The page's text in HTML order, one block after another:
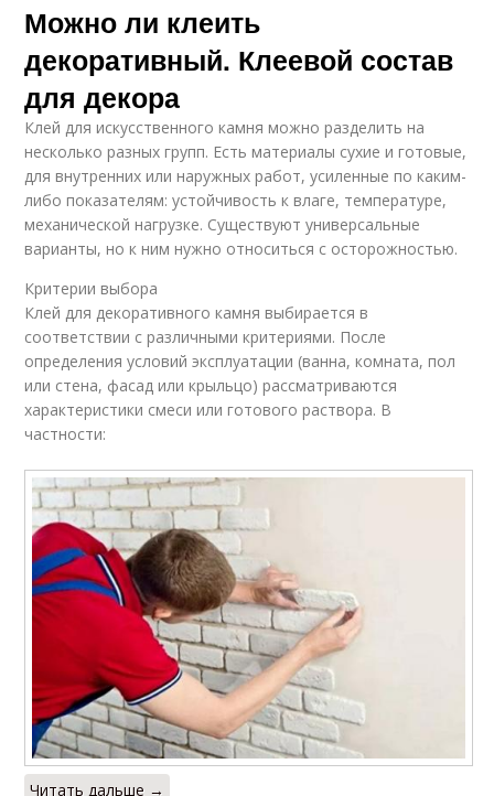
Можно ли клеить
декоративный. Клеевой состав
для декора
Клей для искусственного камня можно разделить на
несколько разных групп. Есть материалы сухие и готовые,
для внутренних или наружных работ, усиленные по каким-
либо показателям: устойчивость к влаге, температуре,
механической нагрузке. Существуют универсальные
варианты, но к ним нужно относиться с осторожностью.
Критерии выбора
Клей для декоративного камня выбирается в
соответствии с различными критериями. После
определения условий эксплуатации (ванна, комната, пол
или стена, фасад или крыльцо) рассматриваются
характеристики смеси или готового раствора. В
частности:
Читать дальше →